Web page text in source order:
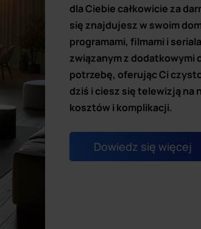
dla Ciebie całkowicie za
się znajdujesz w swoim
programami, filmami i
związanym z dodatkowymi
potrzebę, oferując Ci
dziś i ciesz się telewizją
kosztów i komplikacji.
Dowiedz się więcej